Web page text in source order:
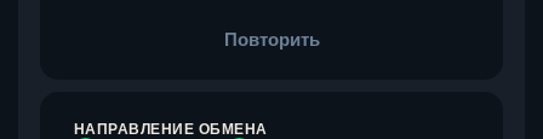
Повторить
НАПРАВЛЕНИЕ ОБМЕНА